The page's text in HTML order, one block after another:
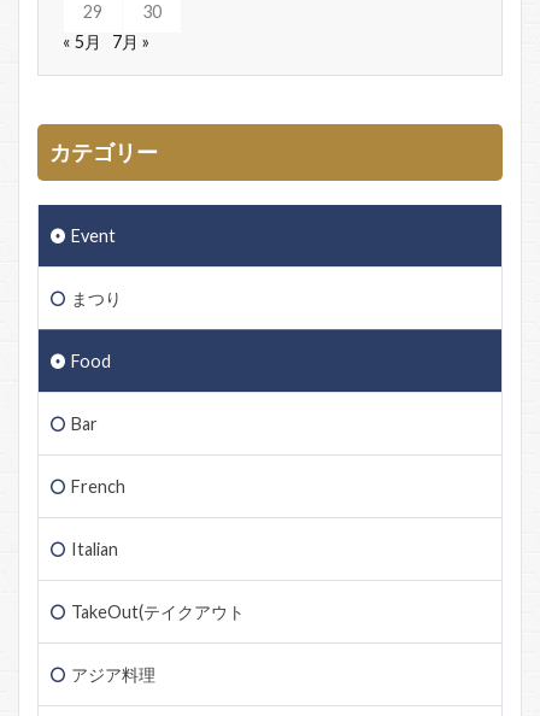
29
30
« 5月
7月 »
カテゴリー
Event
まつり
Food
Bar
French
Italian
TakeOut(テイクアウト
アジア料理